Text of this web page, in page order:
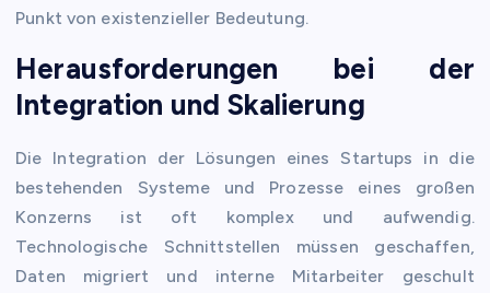
Punkt von existenzieller Bedeutung.
Herausforderungen bei der
Integration und Skalierung
Die Integration der Lösungen eines Startups in die
bestehenden Systeme und Prozesse eines großen
Konzerns ist oft komplex und aufwendig.
Technologische Schnittstellen müssen geschaffen,
Daten migriert und interne Mitarbeiter geschult